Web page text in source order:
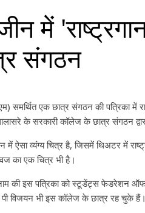
में
संगठन
समर्थित एक छात्र संगठन की पत्रिका में
के सरकारी कॉलेज के छात्र संगठन
में ऐसा व्यंग्य चित्र है, जिसमें थिअटर में
का एक चित्र भी है।
की इस पत्रिका को स्टूडेंट्स फेडरेशन ऑफ
पी विजयन भी इस कॉलेज के छात्र रह चुके हैं।